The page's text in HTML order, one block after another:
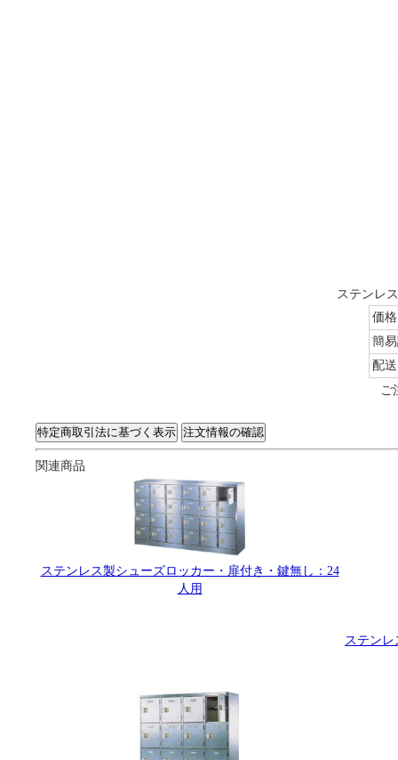
ステンレ
価格
簡
配
ご
関連商品
ステンレス製シューズロッカー・扉付き・鍵無し：24
人用
ステン